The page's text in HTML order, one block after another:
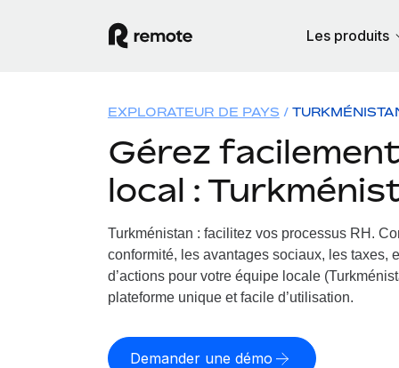
Les produits
EXPLORATEUR DE PAYS
Gérez facilement
local :
Turkménistan : facilitez vos processus RH.
conformité, les avantages sociaux, les taxes,
d’actions pour votre équipe locale
plateforme unique et facile d’utilisation.
Demander une démo